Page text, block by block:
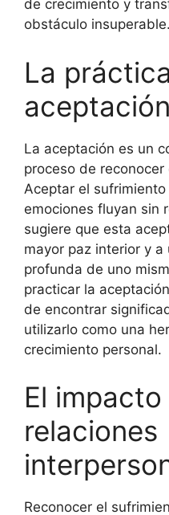
de crecimiento y
obstáculo insuperable.
La
aceptación
La aceptación es un
proceso de
Aceptar el
emociones fluyan sin
sugiere que esta
mayor paz interior y a
profunda de uno
practicar la
de encontrar
utilizarlo como una
crecimiento personal.
El
relaciones
Reconocer el